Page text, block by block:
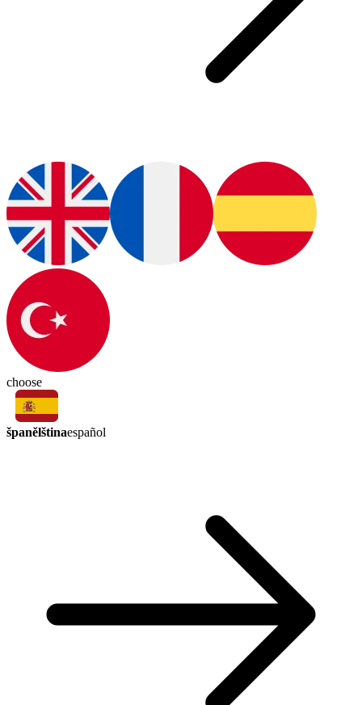
choose
španělštinaespañol